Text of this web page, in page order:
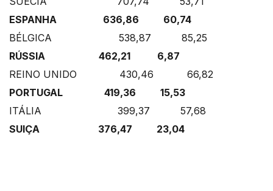
ESPANHA 636,86 60,74
BÉLGICA 538,87 85,25
RÚSSIA 462,21 6,87
REINO UNIDO 430,46 66,82
PORTUGAL 419,36 15,53
ITÁLIA 399,37 57,68
SUIÇA 376,47 23,04